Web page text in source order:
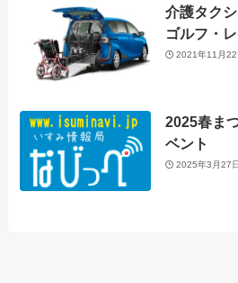
介護タク
ゴルフ・
2021年11月22
2025春ま
ベント
2025年3月27日